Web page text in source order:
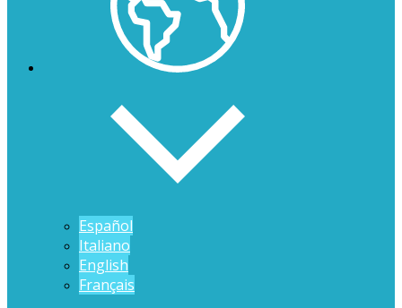
Español
Italiano
English
Français